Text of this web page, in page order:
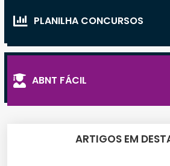
PLANILHA CONCURSOS
ABNT FÁCIL
ARTIGOS EM